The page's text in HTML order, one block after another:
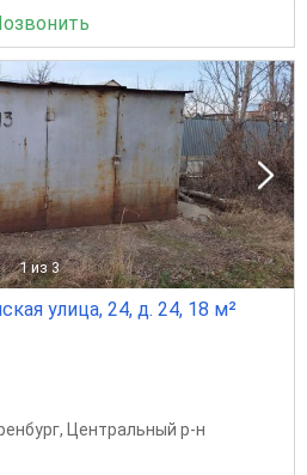
1 из 3
улица, 24, д. 24, 18 м²
, Центральный р-н